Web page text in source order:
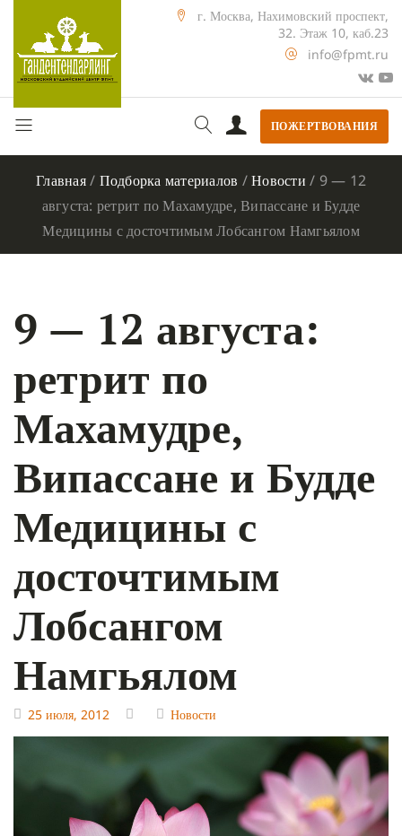
г. Москва, Нахимовский проспект,
32. Этаж 10, каб.23
info@fpmt.ru
ПОЖЕРТВОВАНИЯ
Главная/ Подборка материалов /Новости / 9 — 12
августа: ретрит по Махамудре, Випассане и Будде
Медицины с досточтимым Лобсангом Намгьялом
9 — 12 августа:
ретрит по
Махамудре,
Випассане и Будде
Медицины с
досточтимым
Лобсангом
Намгьялом
25 июля, 2012 Новости